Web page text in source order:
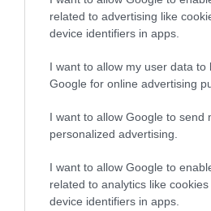
related to advertising like
device identifiers in apps.
I want to allow my user data to
Google for online advertising
I want to allow Google to send
personalized advertising.
I want to allow Google to
related to analytics like
device identifiers in apps.
FELJELENTÉS A GONDOSÓRA
PROGRAM ÜGYÉBEN: BAJBAN
VAN A SZOLGÁLTATÁS? 7
HA